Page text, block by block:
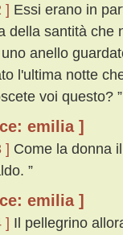
] Essi erano in
della santità che
anello
l'ultima notte
voi questo? ”
emilia ]
] Come la donna
”
emilia ]
] Il pellegrino